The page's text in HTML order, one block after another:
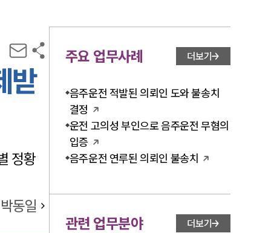
받
정황
박동일
주요 업무사례 더보기
음주운전 적발된 의뢰인 도와 불송치
결정
운전 고의성 부인으로 음주운전 무혐의
입증
음주운전 연루된 의뢰인 불송치
관련 업무분야 더보기